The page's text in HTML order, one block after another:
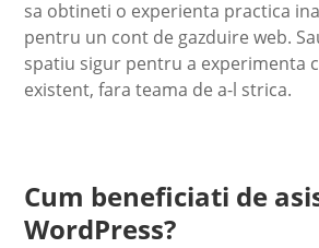
sa obtineti o experienta practica
pentru un cont de gazduire web.
spatiu sigur pentru a experimenta
existent, fara teama de a-l strica.
Cum beneficiati de
WordPress?